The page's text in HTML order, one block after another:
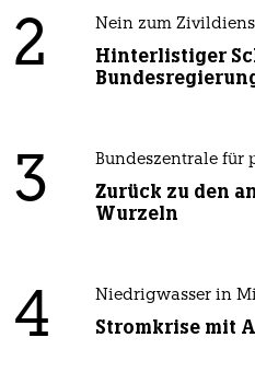
2 Nein zum
Hinterlistiger
3 Bundeszentrale für
Zurück zu den
Wurzeln
4 Niedrigwasser in
Stromkrise mit